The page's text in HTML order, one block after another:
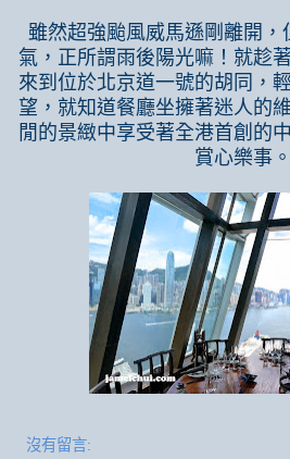
雖然超強颱風威馬遜剛離開，
氣，正所謂雨後陽光嘛！就趁
來到位於北京道一號的胡同，
望，就知道餐廳坐擁著迷人的
閒的景緻中享受著全港首創的
賞心樂事。
沒有留言: